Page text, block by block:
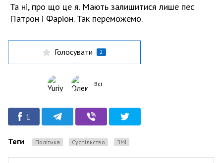
Та ні, про що це я. Мають залишитися лише пес
Патрон і Фаріон. Так переможемо.
Голосувати 2
Всі
1
Теги Політика Суспільство ЗМІ